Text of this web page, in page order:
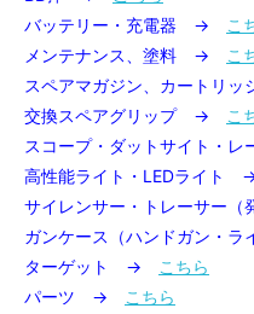
バッテリー・充電器 →
こ
メンテナンス、塗料 →
こ
スペアマガジン、カートリ
交換スペアグリップ →
こ
スコープ・ダットサイト・
高性能ライト・LEDライト
サイレンサー・トレーサー
ガンケース（ハンドガン・
ターゲット →
こちら
パーツ →
こちら